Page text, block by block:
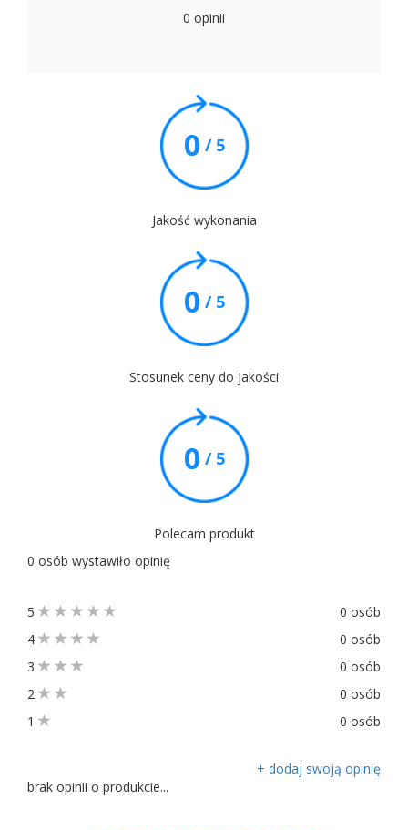
0 opinii
0 / 5
Jakość wykonania
0 / 5
Stosunek ceny do jakości
0 / 5
Polecam produkt
0 osób wystawiło opinię
5
0 osób
4
0 osób
3
0 osób
2
0 osób
1
0 osób
+ dodaj swoją opinię
brak opinii o produkcie...